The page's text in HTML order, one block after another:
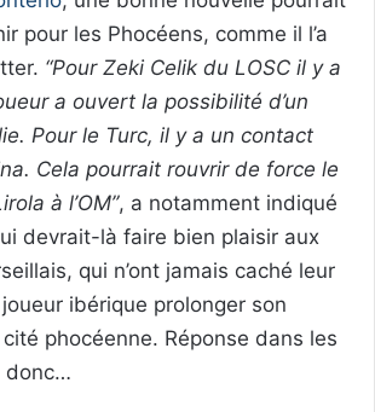
pour les Phocéens, comme il l’a
“Pour Zeki Celik du LOSC il y a
a ouvert la possibilité d’un
Pour le Turc, il y a un contact
Cela pourrait rouvrir de force le
à l’OM”, a notamment indiqué
devrait-là faire bien plaisir aux
qui n’ont jamais caché leur
ibérique prolonger son
phocéenne. Réponse dans les
donc…